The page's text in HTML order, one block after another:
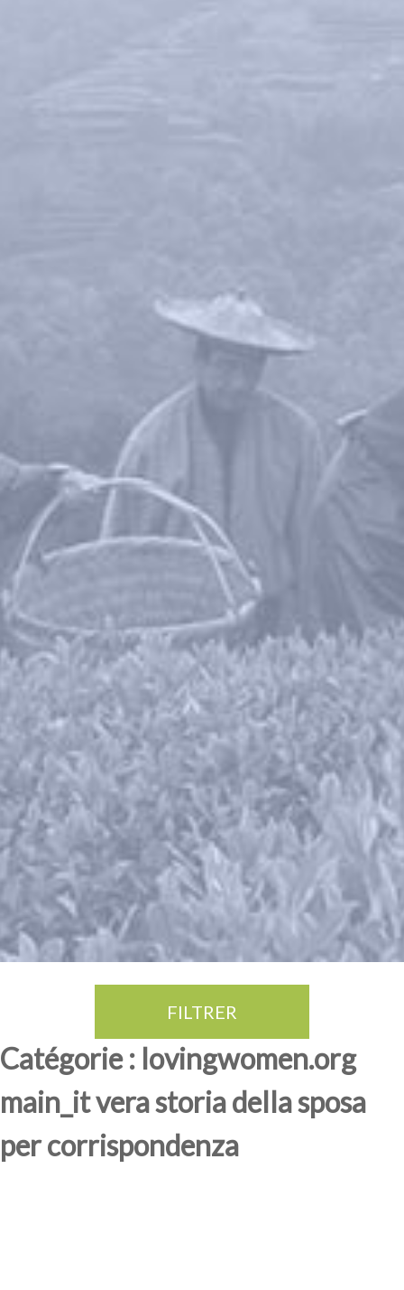
FILTRER
Catégorie : lovingwomen.org
main_it vera storia della sposa
per corrispondenza